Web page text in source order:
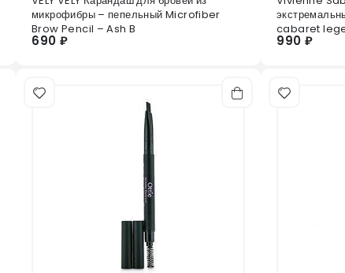
0 из 5
микрофибры – пепельный Microfiber
Brow Pencil – Ash B
690 ₽
0 из 5
cabaret
990 ₽